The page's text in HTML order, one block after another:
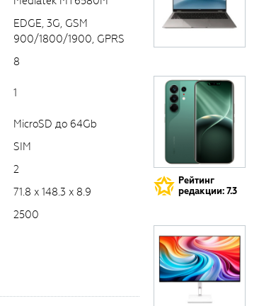
EDGE, 3G, GSM
900/1800/1900, GPRS
8
1
MicroSD до 64Gb
SIM
2
71.8 x 148.3 x 8.9
2500
Рейтинг
редакции: 7.3